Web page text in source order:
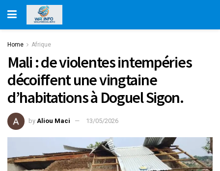
Home Afrique
Mali : de violentes intempéries
décoiffent une vingtaine
d’habitations à Doguel Sigon.
by Aliou Maci 13/05/2026